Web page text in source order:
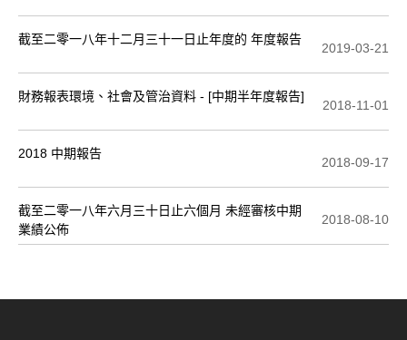
2019-03-21
截至二零一八年十二月三十一日止年度的 年度報告
2018-11-01
財務報表環境、社會及管治資料 - [中期半年度報告]
2018-09-17
2018 中期報告
2018-08-10
截至二零一八年六月三十日止六個月 未經審核中期
業績公佈